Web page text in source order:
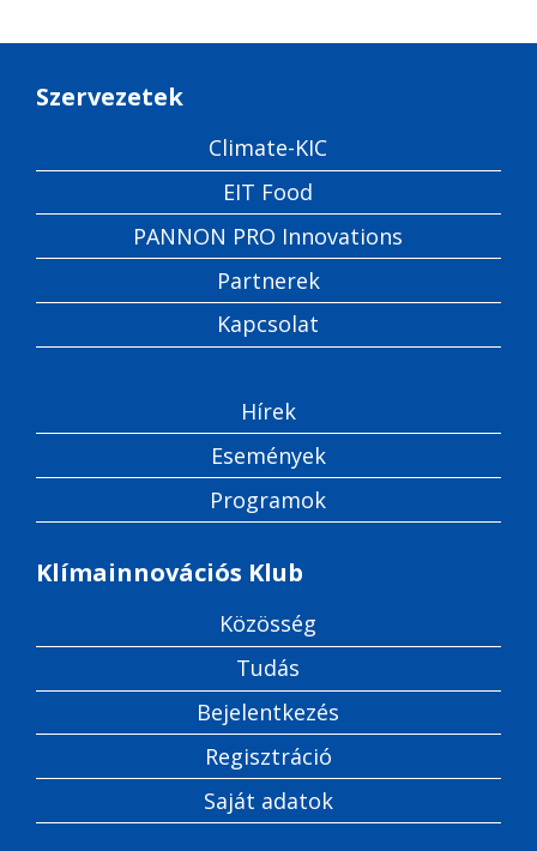
Szervezetek
Climate-KIC
EIT Food
PANNON PRO Innovations
Partnerek
Kapcsolat
Hírek
Események
Programok
Klímainnovációs Klub
Közösség
Tudás
Bejelentkezés
Regisztráció
Saját adatok